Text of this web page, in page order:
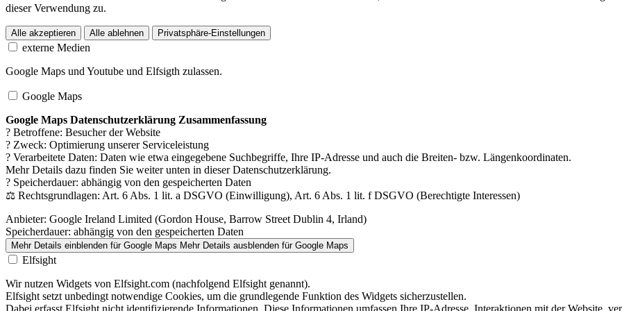
dieser Verwendung zu.
Alle akzeptieren Alle ablehnen Privatsphäre-Einstellungen
externe Medien
Google Maps und Youtube und Elfsigth zulassen.
Google Maps
Google Maps Datenschutzerklärung Zusammenfassung
? Betroffene: Besucher der Website
? Zweck: Optimierung unserer Serviceleistung
? Verarbeitete Daten: Daten wie etwa eingegebene Suchbegriffe, Ihre IP-Adresse und auch die Breiten- bzw. Längenkoordinaten.
Mehr Details dazu finden Sie weiter unten in dieser Datenschutzerklärung.
? Speicherdauer: abhängig von den gespeicherten Daten
⚖️ Rechtsgrundlagen: Art. 6 Abs. 1 lit. a DSGVO (Einwilligung), Art. 6 Abs. 1 lit. f DSGVO (Berechtigte Interessen)
Anbieter: Google Ireland Limited (Gordon House, Barrow Street Dublin 4, Irland)
Speicherdauer: abhängig von den gespeicherten Daten
Mehr Details einblenden für Google Maps Mehr Details ausblenden für Google Maps
Elfsight
Wir nutzen Widgets von Elfsight.com (nachfolgend Elfsight genannt).
Elfsight setzt unbedingt notwendige Cookies, um die grundlegende Funktion des Widgets sicherzustellen.
Dabei erfasst Elfsight nicht identifizierende Informationen. Diese Informationen umfassen Ihre IP-Adresse, Interaktionen mit der Website,